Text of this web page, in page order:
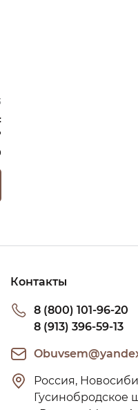
Контакты
8 (800) 101-96-20
8 (913) 396-59-13
Россия,
Гусинобродское